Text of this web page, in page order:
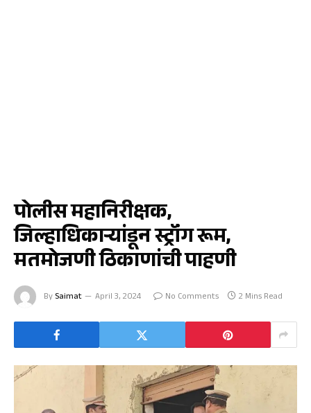
पोलीस महानिरीक्षक,
जिल्हाधिकाऱ्यांडून स्ट्रॉंग रूम,
मतमोजणी ठिकाणांची पाहणी
By Saimat April 3, 2024 No Comments 2 Mins Read